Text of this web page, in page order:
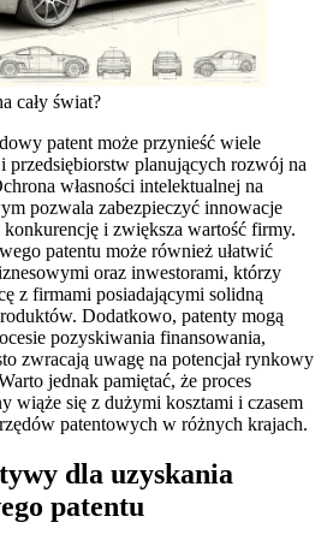
cały świat?
patent może przynieść wiele
planujących rozwój na
własności intelektualnej na
pozwala zabezpieczyć innowacje
i zwiększa wartość firmy.
patentu może również ułatwić
oraz inwestorami, którzy
z firmami posiadającymi solidną
Dodatkowo, patenty mogą
pozyskiwania finansowania,
zwracają uwagę na potencjał rynkowy
jednak pamiętać, że proces
wiąże się z dużymi kosztami i czasem
patentowych w różnych krajach.
dla uzyskania
patentu